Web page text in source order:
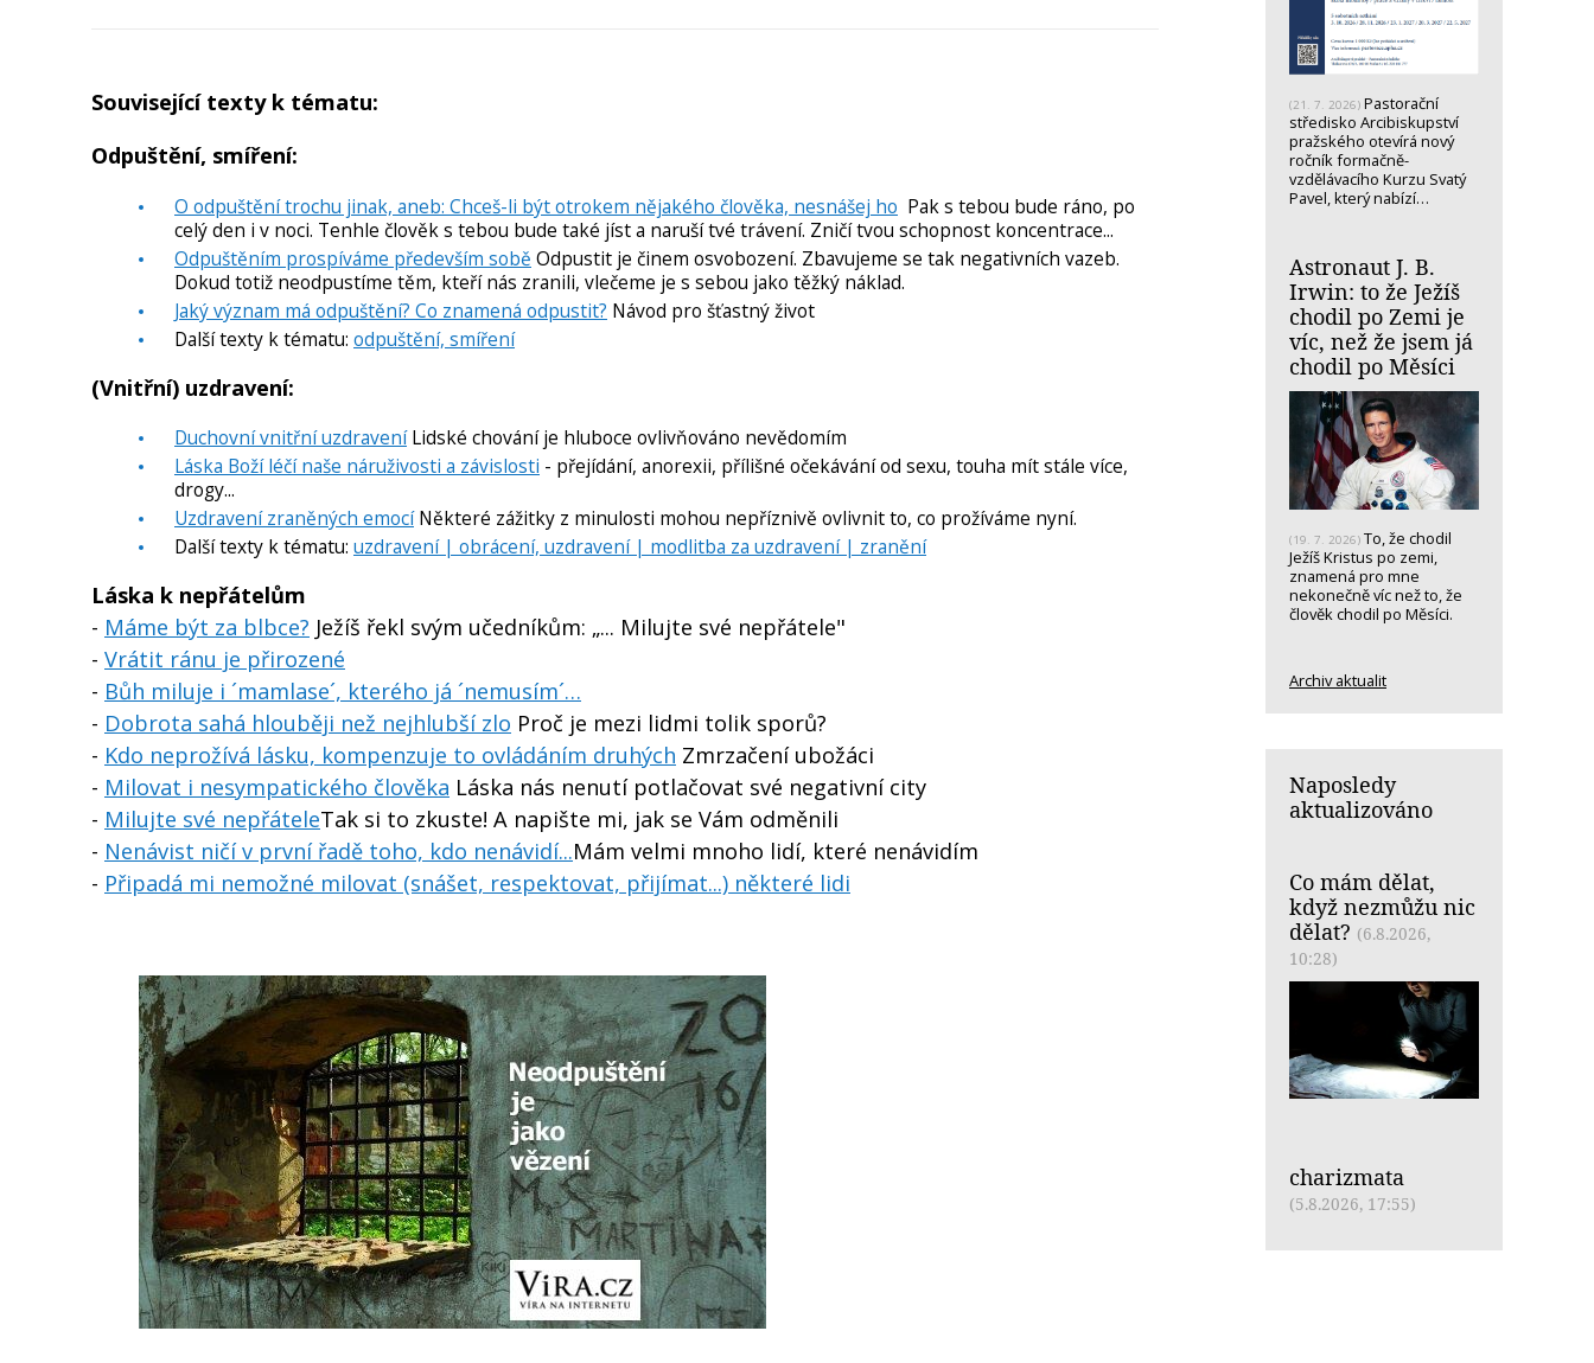
Související texty k tématu:
Odpuštění, smíření:
O odpuštění trochu jinak, aneb: Chceš-li být otrokem nějakého člověka, nesnášej ho Pak s tebou bude ráno, po
celý den i v noci. Tenhle člověk s tebou bude také jíst a naruší tvé trávení. Zničí tvou schopnost koncentrace...
Odpuštěním prospíváme především sobě Odpustit je činem osvobození. Zbavujeme se tak negativních vazeb.
Dokud totiž neodpustíme těm, kteří nás zranili, vlečeme je s sebou jako těžký náklad.
Jaký význam má odpuštění? Co znamená odpustit? Návod pro šťastný život
Další texty k tématu: odpuštění, smíření
(Vnitřní) uzdravení:
Duchovní vnitřní uzdraveníLidské chování je hluboce ovlivňováno nevědomím
Láska Boží léčí naše náruživosti a závislosti - přejídání, anorexii, přílišné očekávání od sexu, touha mít stále více,
drogy...
Uzdravení zraněných emocíNěkteré zážitky z minulosti mohou nepříznivě ovlivnit to, co prožíváme nyní.
Další texty k tématu: uzdravení | obrácení, uzdravení | modlitba za uzdravení | zranění
Láska k nepřátelům
- Máme být za blbce? Ježíš řekl svým učedníkům: „... Milujte své nepřátele"
- Vrátit ránu je přirozené
- Bůh miluje i ´mamlase´, kterého já ´nemusím´…
- Dobrota sahá hlouběji než nejhlubší zlo Proč je mezi lidmi tolik sporů?
- Kdo neprožívá lásku, kompenzuje to ovládáním druhých Zmrzačení ubožáci
- Milovat i nesympatického člověka Láska nás nenutí potlačovat své negativní city
- Milujte své nepřáteleTak si to zkuste! A napište mi, jak se Vám odměnili
- Nenávist ničí v první řadě toho, kdo nenávidí...Mám velmi mnoho lidí, které nenávidím
- Připadá mi nemožné milovat (snášet, respektovat, přijímat...) některé lidi
(21. 7. 2026) Pastorační
středisko Arcibiskupství
pražského otevírá nový
ročník formačně-
vzdělávacího Kurzu Svatý
Pavel, který nabízí…
Astronaut J. B.
Irwin: to že Ježíš
chodil po Zemi je
víc, než že jsem já
chodil po Měsíci
(19. 7. 2026) To, že chodil
Ježíš Kristus po zemi,
znamená pro mne
nekonečně víc než to, že
člověk chodil po Měsíci.
Archiv aktualit
Naposledy
aktualizováno
Co mám dělat,
když nezmůžu nic
dělat? (6.8.2026,
10:28)
charizmata
(5.8.2026, 17:55)